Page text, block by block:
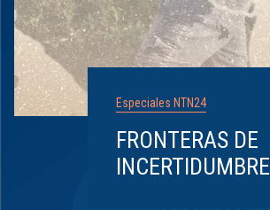
Especiales NTN24
FRONTERAS DE
INCERTIDUMBRE